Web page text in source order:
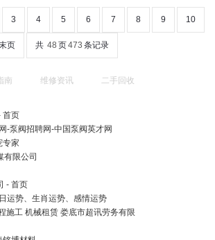
3 4 5 6 7 8 9 10
页 共 48 页473 条记录
南 维修资讯 二手回收
首页
-泵阀招聘网-中国泵阀英才网
专家
有限公司
- 首页
运势、生肖运势、感情运势
施工 机械租赁 娄底市超讯劳务有限